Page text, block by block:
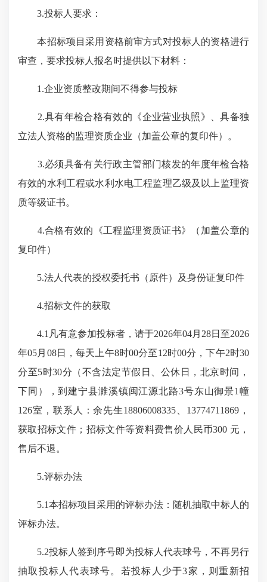
3.投标人要求：
本招标项目采用资格前审方式对投标人的资格进行
审查，要求投标人报名时提供以下材料：
1.企业资质整改期间不得参与投标
2.具有年检合格有效的《企业营业执照》、具备独
立法人资格的监理资质企业（加盖公章的复印件）。
3.必须具备有关行政主管部门核发的年度年检合格
有效的水利工程或水利水电工程监理乙级及以上监理资
质等级证书。
4.合格有效的《工程监理资质证书》（加盖公章的
复印件）
5.法人代表的授权委托书（原件）及身份证复印件
4.招标文件的获取
4.1凡有意参加投标者，请于2026年04月28日至2026
年05月08日，每天上午8时00分至12时00分，下午2时30
分至5时30分（不含法定节假日、公休日，北京时间，
下同），到建宁县濉溪镇闽江源北路3号东山御景1幢
126室，联系人：余先生18806008335、13774711869，
获取招标文件；招标文件等资料费售价人民币300 元，
售后不退。
5.评标办法
5.1本招标项目采用的评标办法：随机抽取中标人的
评标办法。
5.2投标人签到序号即为投标人代表球号，不再另行
抽取投标人代表球号。若投标人少于3家，则重新招